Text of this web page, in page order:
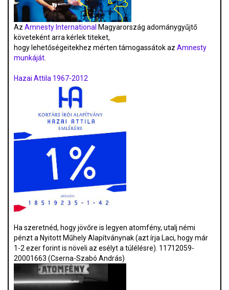
Az Amnesty International Magyarország adománygyűjtő
követeként arra kérlek titeket,
hogy lehetőségeitekhez mérten támogassátok az Amnesty
munkáját.
Hazai Attila 1967-2012
Ha szeretnéd, hogy jövőre is legyen atomfény, utalj némi
pénzt a Nyitott Műhely Alapítványnak (azt írja Laci, hogy már
1-2 ezer forint is növeli az esélyt a túlélésre). 11712059-
20001663 (Cserna-Szabó András)